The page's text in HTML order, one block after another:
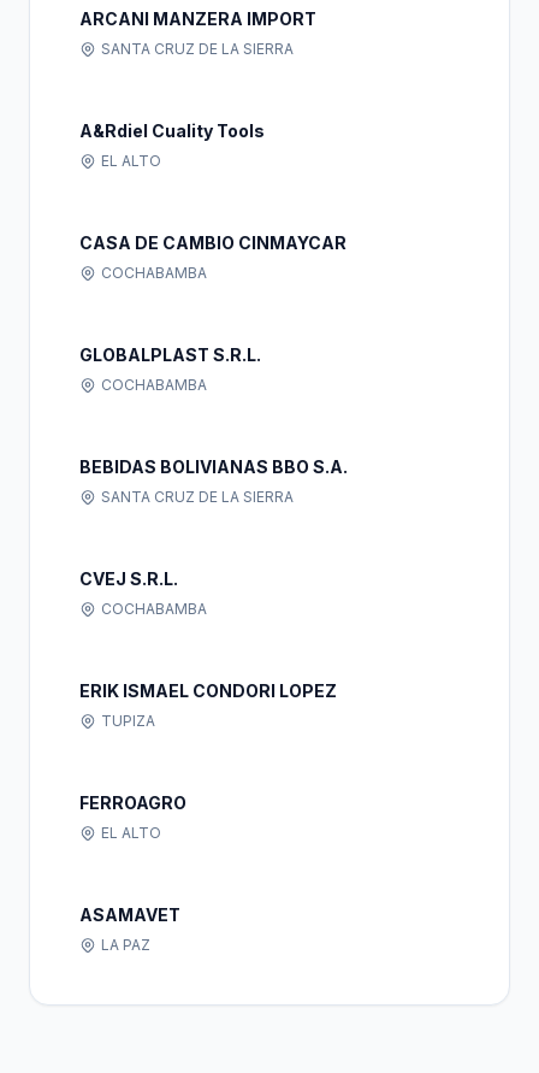
ARCANI MANZERA IMPORT
SANTA CRUZ DE LA SIERRA
A&Rdiel Cuality Tools
EL ALTO
CASA DE CAMBIO CINMAYCAR
COCHABAMBA
GLOBALPLAST S.R.L.
COCHABAMBA
BEBIDAS BOLIVIANAS BBO S.A.
SANTA CRUZ DE LA SIERRA
CVEJ S.R.L.
COCHABAMBA
ERIK ISMAEL CONDORI LOPEZ
TUPIZA
FERROAGRO
EL ALTO
ASAMAVET
LA PAZ